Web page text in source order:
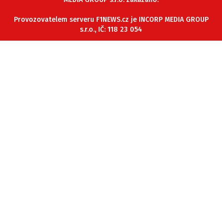
KONTAKT
VYDAVATEL
Provozovatelem serveru F1NEWS.cz je INCORP MEDIA GROUP
s.r.o., IČ: 118 23 054